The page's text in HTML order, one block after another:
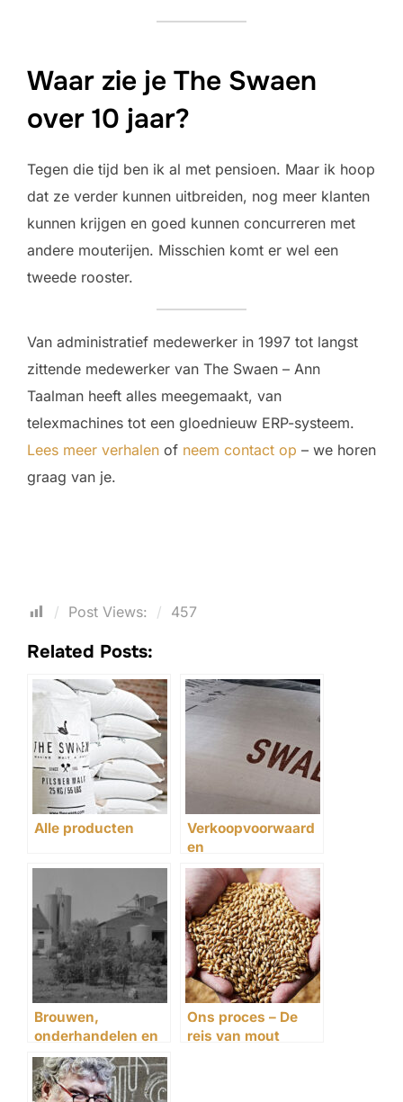
Waar zie je The Swaen
over 10 jaar?
Tegen die tijd ben ik al met pensioen. Maar ik hoop
dat ze verder kunnen uitbreiden, nog meer klanten
kunnen krijgen en goed kunnen concurreren met
andere mouterijen. Misschien komt er wel een
tweede rooster.
Van administratief medewerker in 1997 tot langst
zittende medewerker van The Swaen – Ann
Taalman heeft alles meegemaakt, van
telexmachines tot een gloednieuw ERP-systeem.
Lees meer verhalen of neem contact op – we horen
graag van je.
Post Views: 457
Related Posts:
Alle producten
Verkoopvoorwaard
en
Brouwen,
onderhandelen en
broederschap: het
leven bij brouwerij
De Zwaan in 1906
Ons proces – De
reis van mout